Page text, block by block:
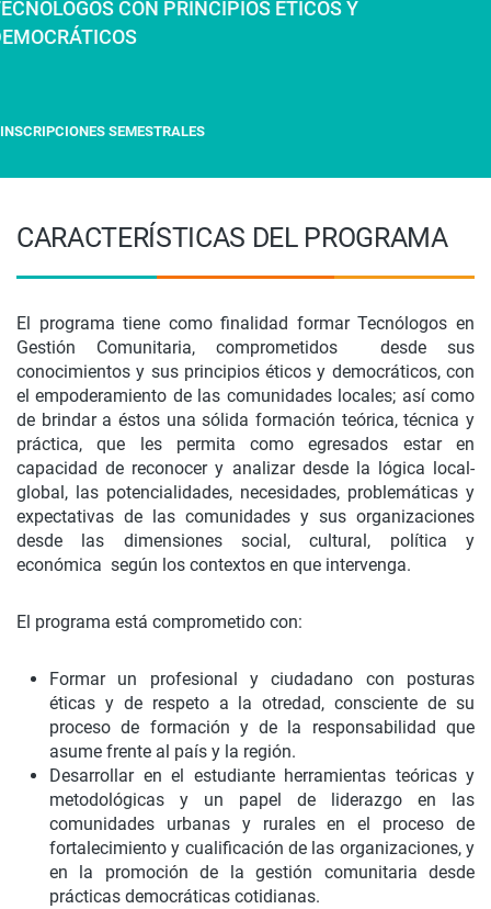
CON PRINCIPIOS ÉTICOS Y
INSCRIPCIONES SEMESTRALES
CARACTERÍSTICAS DEL PROGRAMA
El programa tiene como finalidad formar Tecnólogos en
Gestión Comunitaria, comprometidos desde sus
conocimientos y sus principios éticos y democráticos, con
el empoderamiento de las comunidades locales; así como
de brindar a éstos una sólida formación teórica, técnica y
práctica, que les permita como egresados estar en
capacidad de reconocer y analizar desde la lógica local-
global, las potencialidades, necesidades, problemáticas y
expectativas de las comunidades y sus organizaciones
desde las dimensiones social, cultural, política y
económica según los contextos en que intervenga.
El programa está comprometido con:
Formar un profesional y ciudadano con posturas
éticas y de respeto a la otredad, consciente de su
proceso de formación y de la responsabilidad que
asume frente al país y la región.
Desarrollar en el estudiante herramientas teóricas y
metodológicas y un papel de liderazgo en las
comunidades urbanas y rurales en el proceso de
fortalecimiento y cualificación de las organizaciones, y
en la promoción de la gestión comunitaria desde
prácticas democráticas cotidianas.